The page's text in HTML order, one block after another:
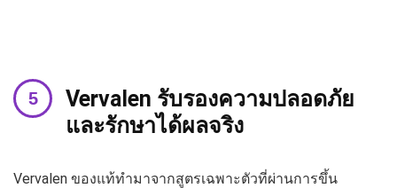
Vervalen รับรองความปลอดภัย
และรักษาได้ผลจริง
Vervalen ของแท้ทำมาจากสูตรเฉพาะตัวที่ผ่านการขึ้น